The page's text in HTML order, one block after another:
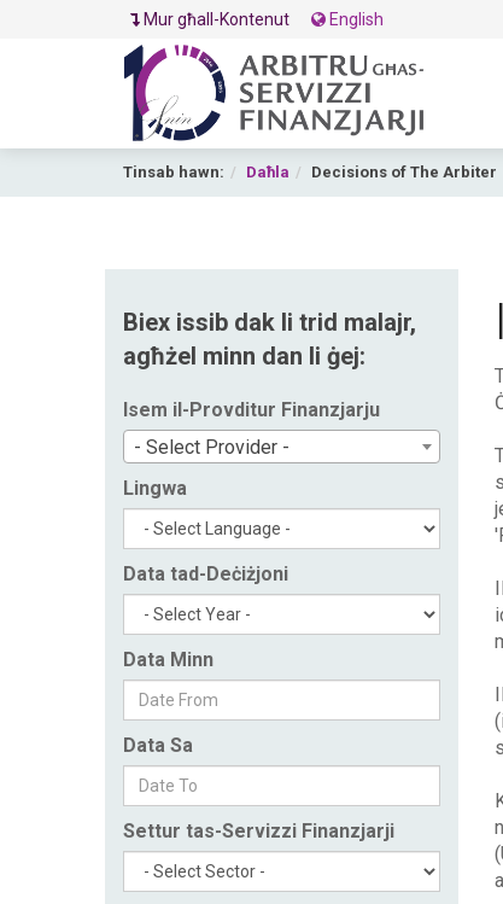
Mur għall-Kontenut English
Tinsab hawn: Daħla Decisions of The Arbiter
Biex issib dak li trid malajr,
agħżel minn dan li ġej:
Isem il-Provditur Finanzjarju
- Select Provider -
Lingwa
Data tad-Deċiżjoni
Data Minn
Data Sa
Settur tas-Servizzi Finanzjarji